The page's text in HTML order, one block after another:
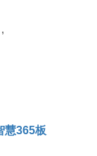
,
慧365板